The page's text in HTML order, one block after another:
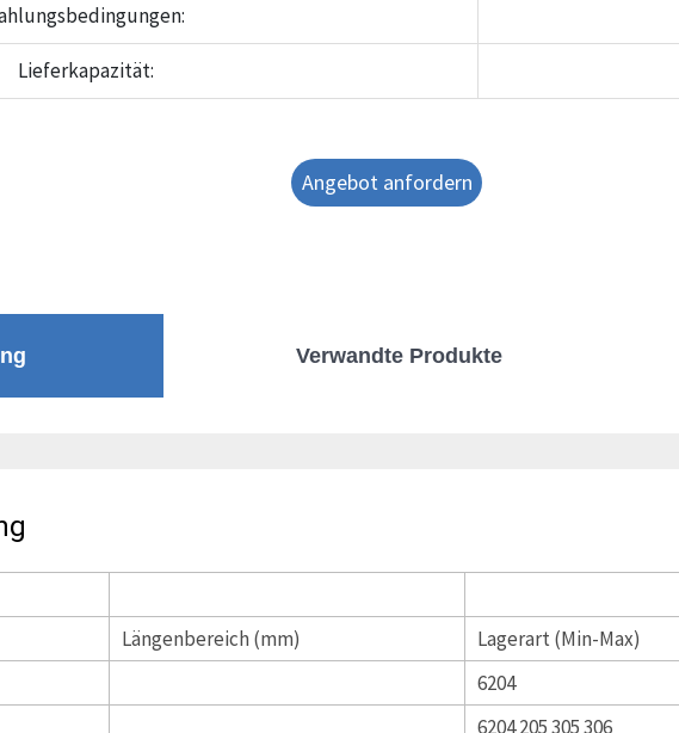
Lieferkapazität:
Angebot anfordern
Verwandte Produkte
Längenbereich (mm) Lagerart (Min-Max)
6204
6204 205 305 306